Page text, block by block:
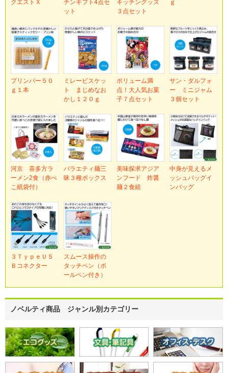
クエストＸ
チンギフト4点セ
ット
キッチングッズ
３点セット
ｇ
プリンバー５０
ｇ１本
ミレービスケッ
ト まじめなお
かし１２０ｇ
ボリューム満
点！大人気お菓
子７点セット
サン・ダルフォ
ー ミニジャム
３個セット
河京 喜多方ラ
ーメン2食（赤べ
こ紙袋付）
バラエティ麺三
昧３種ボックス
美味探求アジア
ンフード 炸醤
麺２食組
中身が見えるメ
ッシュバッグイ
ンバッグ
３ＴｙｐｅＵＳ
Ｂコネクター
スムース操作の
タッチペン（ボ
ールペン付き）
ノベルティ商品 ジャンル別カテゴリー